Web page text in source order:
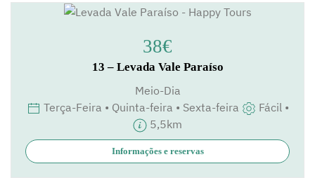
38€
13 – Levada Vale Paraíso
Meio-Dia
Terça-Feira • Quinta-feira • Sexta-feira
Fácil •
5,5km
Informações e reservas